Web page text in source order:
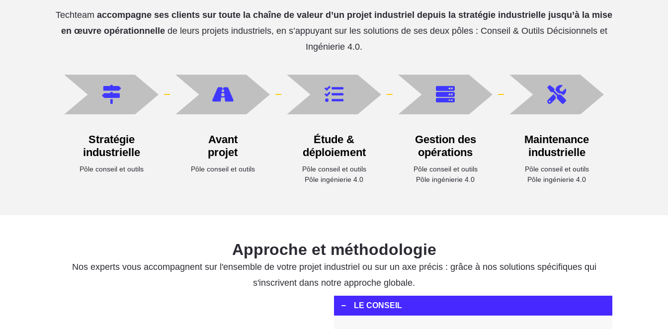
Techteam accompagne ses clients sur toute la chaîne de valeur d’un projet industriel depuis la stratégie industrielle jusqu’à la mise
en œuvre opérationnellede leurs projets industriels, en s’appuyant sur les solutions de ses deux pôles : Conseil & Outils Décisionnels et
Ingénierie 4.0.
Stratégie
industrielle
Pôle conseil et outils
Avant
projet
Pôle conseil et outils
Étude &
déploiement
Pôle conseil et outils
Pôle ingénierie 4.0
Gestion des
opérations
Pôle conseil et outils
Pôle ingénierie 4.0
Maintenance
industrielle
Pôle conseil et outils
Pôle ingénierie 4.0
Approche et méthodologie
Nos experts vous accompagnent sur l'ensemble de votre projet industriel ou sur un axe précis : grâce à nos solutions spécifiques qui
s'inscrivent dans notre approche globale.
LE CONSEIL